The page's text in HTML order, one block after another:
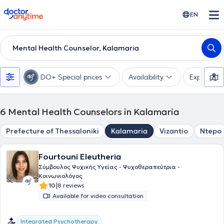
doctoranytime EN
Mental Health Counselor, Kalamaria
DO+ Special prices Availability Expertise
6 Mental Health Counselors in Kalamaria
Prefecture of Thessaloniki Kalamaria Vizantio Ntepo
Fourtouni Eleutheria
Σύμβουλος Ψυχικής Υγείας - Ψυχοθεραπεύτρια -
Κοινωνιολόγος
10|8 reviews
Available for video consultation
Integrated Psychotherapy